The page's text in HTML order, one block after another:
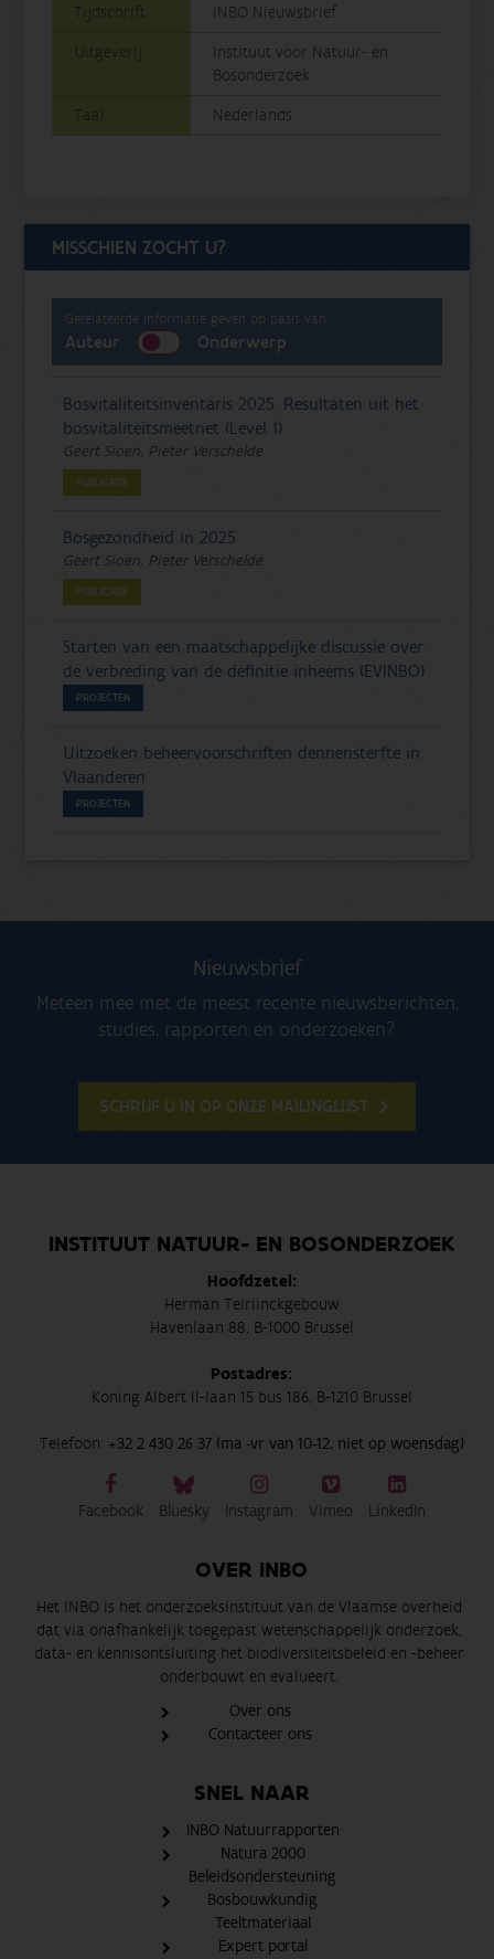
Tijdschrift
INBO Nieuwsbrief
Uitgeverij
Instituut voor Natuur- en
Bosonderzoek
Taal
Nederlands
MISSCHIEN ZOCHT U?
Gerelateerde informatie geven op basis van:
Auteur Onderwerp
Bosvitaliteitsinventaris 2025. Resultaten uit het
bosvitaliteitsmeetnet (Level 1)
Geert Sioen, Pieter Verschelde
PUBLICATIE
Bosgezondheid in 2025
Geert Sioen, Pieter Verschelde
PUBLICATIE
Starten van een maatschappelijke discussie over
de verbreding van de definitie inheems (EVINBO)
PROJECTEN
Uitzoeken beheervoorschriften dennensterfte in
Vlaanderen
PROJECTEN
Nieuwsbrief
Meteen mee met de meest recente nieuwsberichten,
studies, rapporten en onderzoeken?
SCHRIJF U IN OP ONZE MAILINGLIJST
INSTITUUT NATUUR- EN BOSONDERZOEK
Hoofdzetel:
Herman Teirlinckgebouw
Havenlaan 88, B-1000 Brussel
Postadres:
Koning Albert II-laan 15 bus 186, B-1210 Brussel
Telefoon: +32 2 430 26 37 (ma -vr van 10-12, niet op woensdag)
Facebook Bluesky Instagram Vimeo LinkedIn
OVER INBO
Het INBO is het onderzoeksinstituut van de Vlaamse overheid
dat via onafhankelijk toegepast wetenschappelijk onderzoek,
data- en kennisontsluiting het biodiversiteitsbeleid en -beheer
onderbouwt en evalueert.
Over ons
Contacteer ons
SNEL NAAR
INBO Natuurrapporten
Natura 2000
Beleidsondersteuning
Bosbouwkundig
Teeltmateriaal
Expert portal